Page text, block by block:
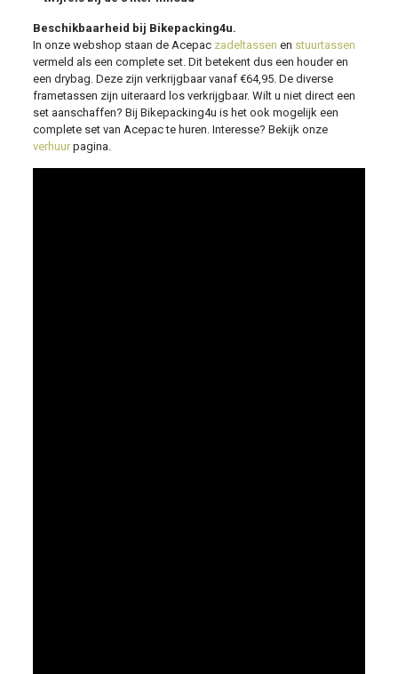
Beschikbaarheid bij Bikepacking4u.
In onze webshop staan de Acepac zadeltassen en stuurtassen
vermeld als een complete set. Dit betekent dus een houder en
een drybag. Deze zijn verkrijgbaar vanaf €64,95. De diverse
frametassen zijn uiteraard los verkrijgbaar. Wilt u niet direct een
set aanschaffen? Bij Bikepacking4u is het ook mogelijk een
complete set van Acepac te huren. Interesse? Bekijk onze
verhuurpagina.